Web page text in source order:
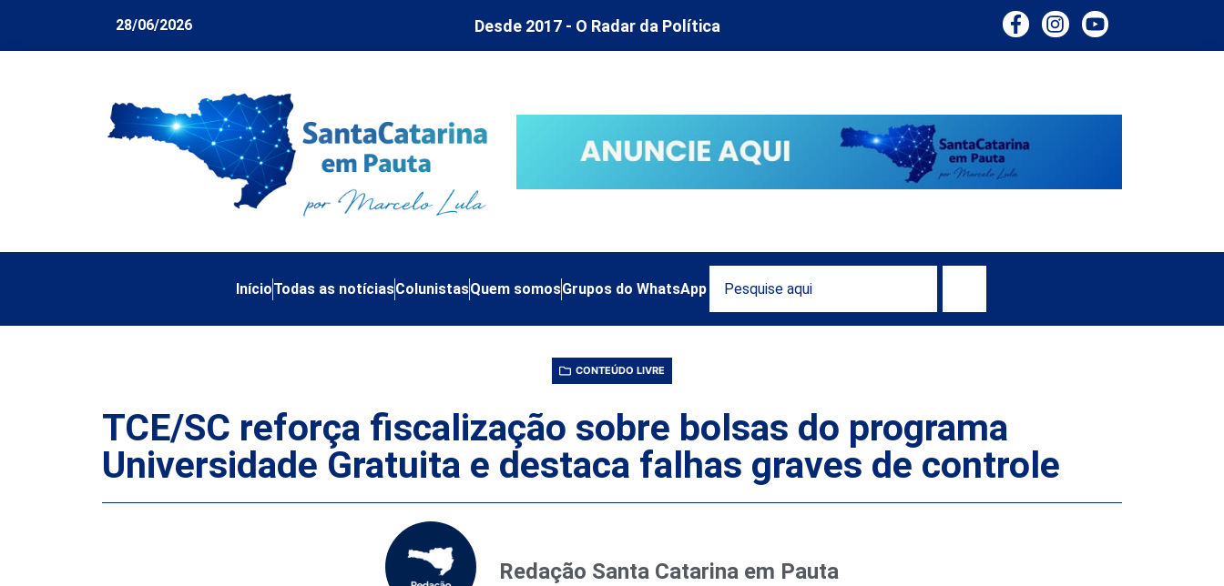
28/06/2026 Desde 2017 - O Radar da Política
InícioTodas as notíciasColunistasQuem somosGrupos do WhatsApp
CONTEÚDO LIVRE
TCE/SC reforça fiscalização sobre bolsas do programa
Universidade Gratuita e destaca falhas graves de controle
Redação Santa Catarina em Pauta